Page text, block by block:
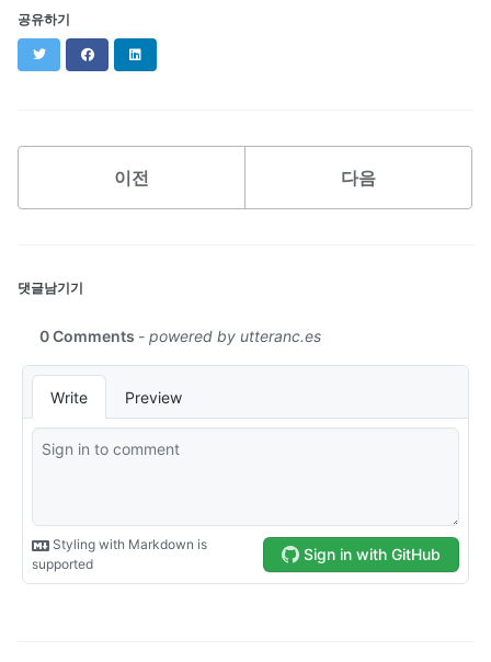
공유하기
Twitter Facebook
이전 다음
댓글남기기